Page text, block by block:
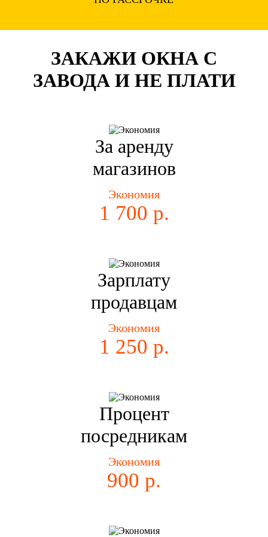
ЗАКАЖИ ОКНА С
ЗАВОДА И НЕ ПЛАТИ
За аренду
магазинов
Экономия
1 700 р.
Зарплату
продавцам
Экономия
1 250 р.
Процент
посредникам
Экономия
900 р.